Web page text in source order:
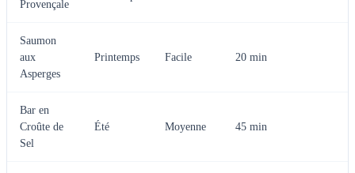
Provençale
Saumon
aux
Asperges
Printemps Facile 20 min
Bar en
Croûte de
Sel
Été Moyenne 45 min